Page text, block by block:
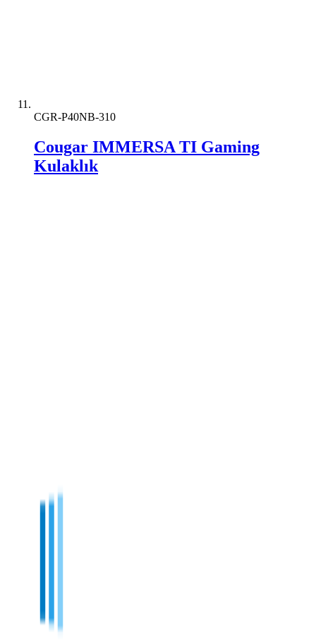
CGR-P40NB-310
Cougar IMMERSA TI Gaming
Kulaklık